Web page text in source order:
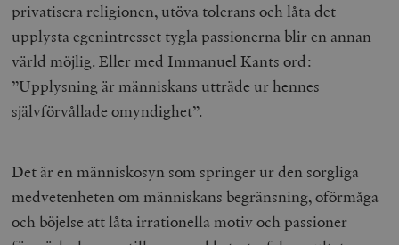
privatisera religionen, utöva tolerans och låta det
upplysta egenintresset tygla passionerna blir en annan
värld möjlig. Eller med Immanuel Kants ord:
”Upplysning är människans utträde ur hennes
självförvållade omyndighet”.
Det är en människosyn som springer ur den sorgliga
medvetenheten om människans begränsning, oförmåga
och böjelse att låta irrationella motiv och passioner